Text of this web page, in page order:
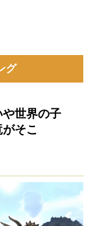
グ
世界の子
そこ